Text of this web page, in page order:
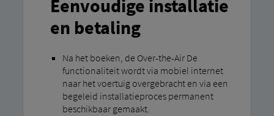
Eenvoudige installatie
en betaling
Na het boeken, de Over-the-Air De
functionaliteit wordt via mobiel internet
naar het voertuig overgebracht en via een
begeleid installatieproces permanent
beschikbaar gemaakt.